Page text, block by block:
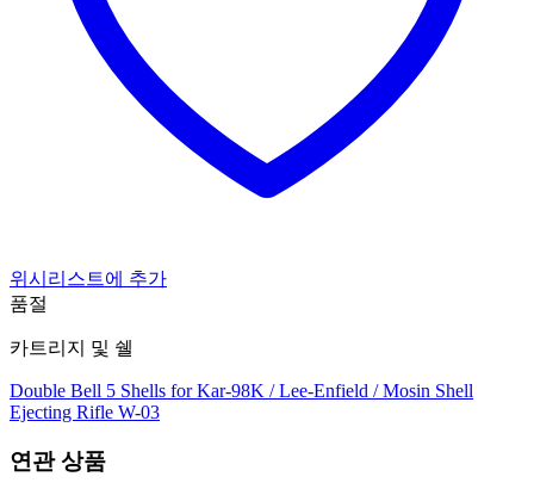
위시리스트에 추가
품절
카트리지 및 쉘
Double Bell 5 Shells for Kar-98K / Lee-Enfield / Mosin Shell
Ejecting Rifle W-03
연관 상품